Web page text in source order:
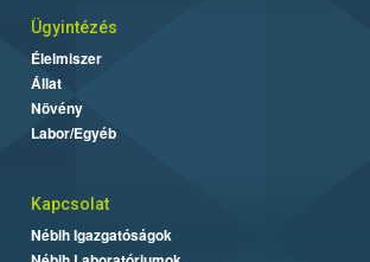
Ügyintézés
Élelmiszer
Állat
Növény
Labor/Egyéb
Kapcsolat
Nébih Igazgatóságok